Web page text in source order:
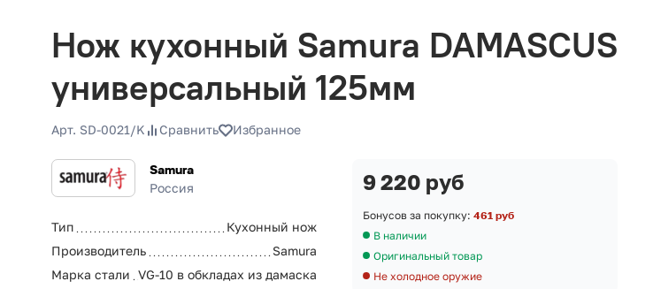
Нож кухонный Samura DAMASCUS
универсальный 125мм
Арт. SD-0021/K Сравнить Избранное
Samura
Россия
Тип
Кухонный нож
Производитель
Samura
Марка стали VG-10 в обкладах из дамаска
9 220 руб
Бонусов за покупку: 461 руб
В наличии
Оригинальный товар
Не холодное оружие